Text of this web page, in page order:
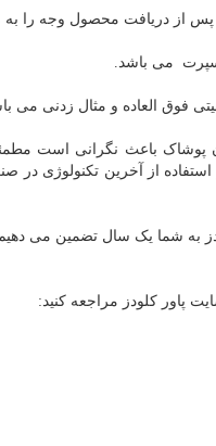
پس از دریافت محصول وجه را به
می باشد.
فوق العاده و مثال زدنی
باعث نگرانی است
از آخرین تکنولوژی
به شما یک سال تضمین می دهیم.
پاور کلودز مراجعه کنید: